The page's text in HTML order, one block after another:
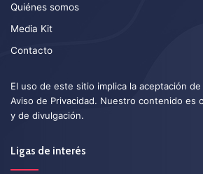
Quiénes somos
Media Kit
Contacto
El uso de este sitio implica la aceptación
Aviso de Privacidad. Nuestro contenido es
y de divulgación.
Ligas de interés